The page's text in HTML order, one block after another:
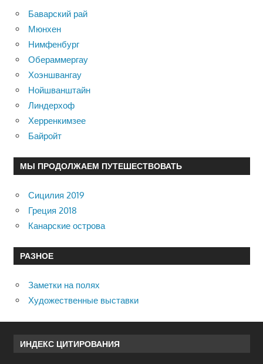
Баварский рай
Мюнхен
Нимфенбург
Обераммергау
Хоэншвангау
Нойшванштайн
Линдерхоф
Херренкимзее
Байройт
МЫ ПРОДОЛЖАЕМ ПУТЕШЕСТВОВАТЬ
Сицилия 2019
Греция 2018
Канарские острова
РАЗНОЕ
Заметки на полях
Художественные выставки
ИНДЕКС ЦИТИРОВАНИЯ